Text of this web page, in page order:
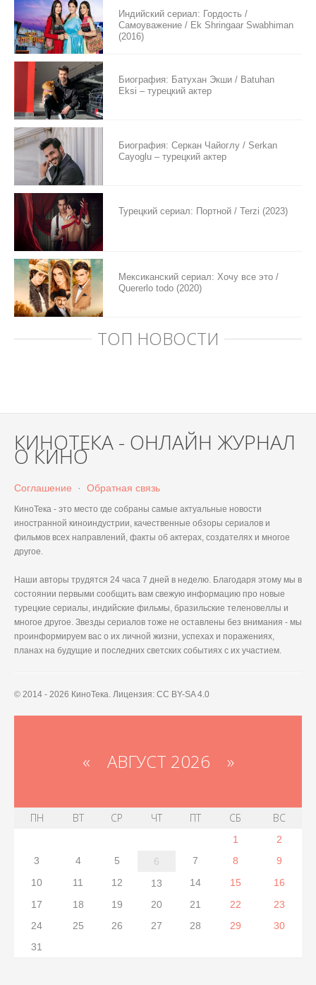
Индийский сериал: Гордость /
Самоуважение / Ek Shringaar Swabhiman
(2016)
Биография: Батухан Экши / Batuhan
Eksi – турецкий актер
Биография: Серкан Чайоглу / Serkan
Cayoglu – турецкий актер
Турецкий сериал: Портной / Terzi (2023)
Мексиканский сериал: Хочу все это /
Quererlo todo (2020)
ТОП НОВОСТИ
КИНОТЕКА - ОНЛАЙН ЖУРНАЛ
О КИНО
Соглашение · Обратная связь
КиноТека - это место где собраны самые актуальные новости
иностранной киноиндустрии, качественные обзоры сериалов и
фильмов всех направлений, факты об актерах, создателях и многое
другое.
Наши авторы трудятся 24 часа 7 дней в неделю. Благодаря этому мы в
состоянии первыми сообщить вам свежую информацию про новые
турецкие сериалы, индийские фильмы, бразильские теленовеллы и
многое другое. Звезды сериалов тоже не оставлены без внимания - мы
проинформируем вас о их личной жизни, успехах и поражениях,
планах на будущие и последних светских событиях с их участием.
© 2014 - 2026 КиноТека. Лицензия: CC BY-SA 4.0
« АВГУСТ 2026 »
ПН ВТ СР ЧТ ПТ СБ ВС
1
2
3
4 5 6 7 8
9
10
11 12 13 14 15
16
17
18 19 20 21 22
23
24
25 26 27 28 29
30
31